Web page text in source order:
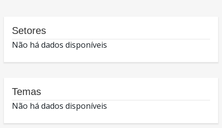
Setores
Não há dados disponíveis
Temas
Não há dados disponíveis